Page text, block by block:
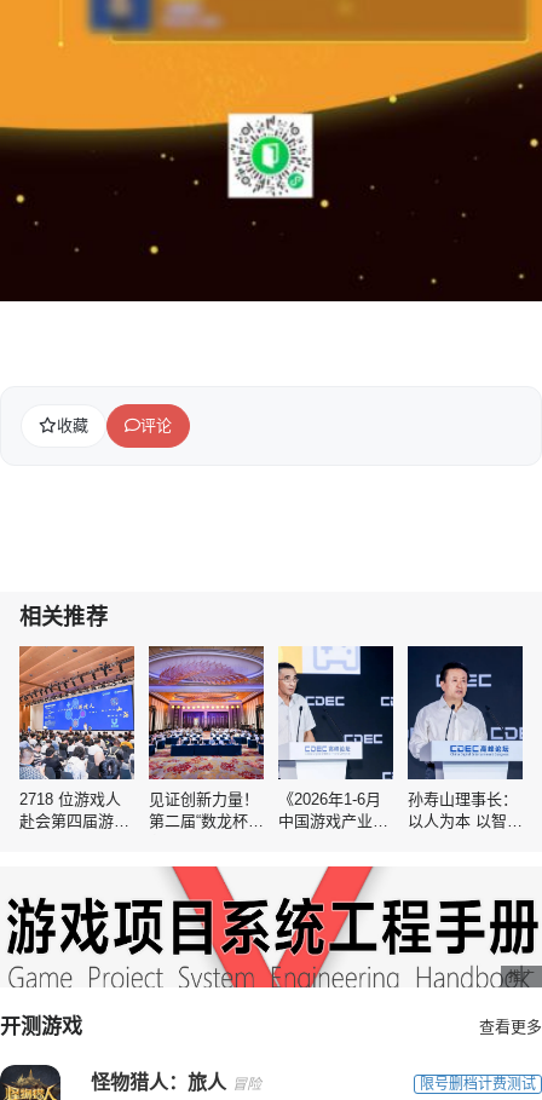
收藏 评论
相关推荐
2718 位游戏人
赴会第四届游路
见证创新力量！
第二届“数龙杯”
晓
《2026年1-6月
中国游戏产业报
孙寿山理事长：
以人为本 以智赋
推广
开测游戏 查看更多
怪物猎人：旅人 冒险
限号删档计费测试